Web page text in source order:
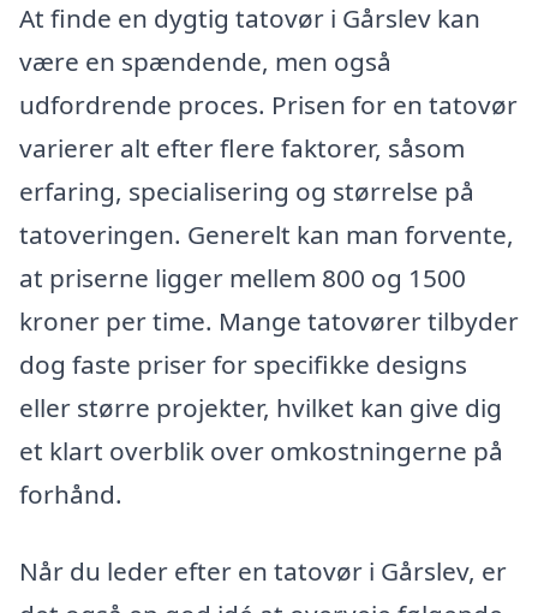
At finde en dygtig tatovør i Gårslev kan
være en spændende, men også
udfordrende proces. Prisen for en tatovør
varierer alt efter flere faktorer, såsom
erfaring, specialisering og størrelse på
tatoveringen. Generelt kan man forvente,
at priserne ligger mellem 800 og 1500
kroner per time. Mange tatovører tilbyder
dog faste priser for specifikke designs
eller større projekter, hvilket kan give dig
et klart overblik over omkostningerne på
forhånd.
Når du leder efter en tatovør i Gårslev, er